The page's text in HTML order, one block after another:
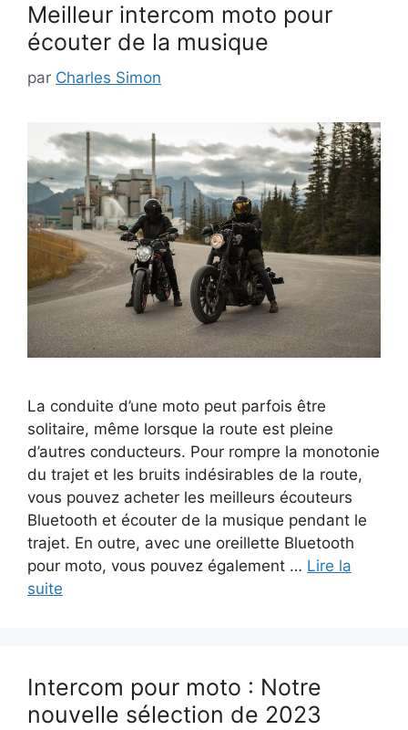
Meilleur intercom moto pour
écouter de la musique
par Charles Simon
La conduite d’une moto peut parfois être
solitaire, même lorsque la route est pleine
d’autres conducteurs. Pour rompre la monotonie
du trajet et les bruits indésirables de la route,
vous pouvez acheter les meilleurs écouteurs
Bluetooth et écouter de la musique pendant le
trajet. En outre, avec une oreillette Bluetooth
pour moto, vous pouvez également … Lire la
suite
Intercom pour moto : Notre
nouvelle sélection de 2023